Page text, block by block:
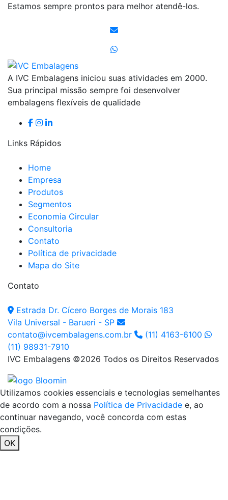
Estamos sempre prontos para melhor atendê-los.
A IVC Embalagens iniciou suas atividades em 2000.
Sua principal missão sempre foi desenvolver
embalagens flexíveis de qualidade
Links Rápidos
Home
Empresa
Produtos
Segmentos
Economia Circular
Consultoria
Contato
Política de privacidade
Mapa do Site
Contato
Estrada Dr. Cícero Borges de Morais 183
Vila Universal - Barueri - SP
contato@ivcembalagens.com.br
(11) 4163-6100
(11) 98931-7910
IVC Embalagens ©2026 Todos os Direitos Reservados
Utilizamos cookies essenciais e tecnologias semelhantes
de acordo com a nossa Política de Privacidade e, ao
continuar navegando, você concorda com estas
condições.
OK